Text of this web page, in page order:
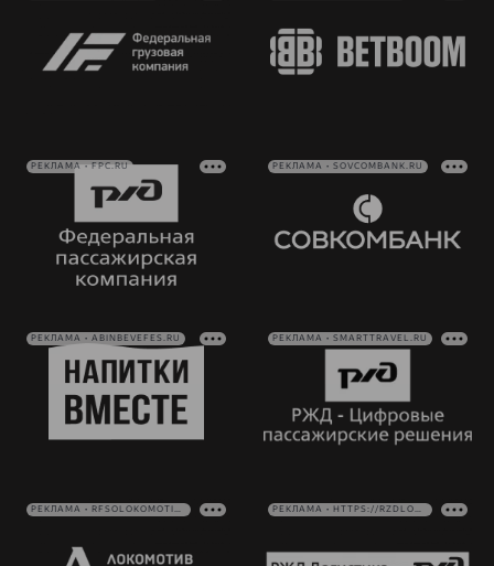
РЕКЛАМА • FPC.RU РЕКЛАМА • SOVCOMBANK.RU
РЕКЛАМА • ABINBEVEFES.RU РЕКЛАМА • SMARTTRAVEL.RU
РЕКЛАМА • RFSOLOKOMOTIV.RU РЕКЛАМА • HTTPS://RZDLOG.RU/